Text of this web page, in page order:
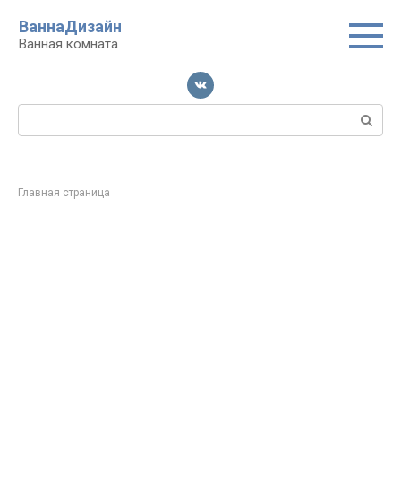
контенту
ВаннаДизайн
Ванная комната
Поиск:
Главная страница